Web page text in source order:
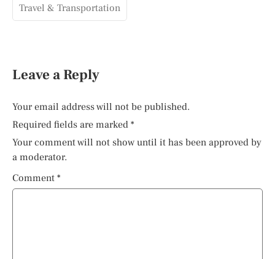
Travel & Transportation
Leave a Reply
Your email address will not be published.
Required fields are marked *
Your comment will not show until it has been approved by
a moderator.
Comment *